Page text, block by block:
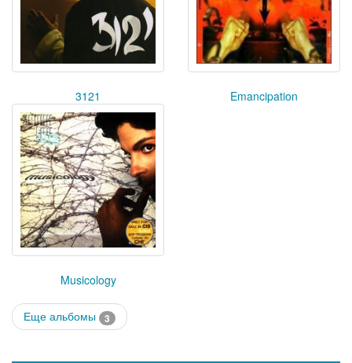
3121 Emancipation
Musicology
Еще альбомы 3